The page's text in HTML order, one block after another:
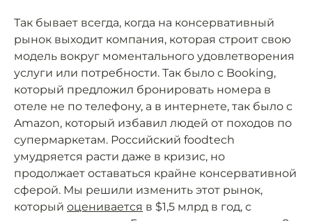
Так бывает всегда, когда на консервативный
рынок выходит компания, которая строит свою
модель вокруг моментального удовлетворения
услуги или потребности. Так было с Booking,
который предложил бронировать номера в
отеле не по телефону, а в интернете, так было с
Amazon, который избавил людей от походов по
супермаркетам. Российский foodtech
умудряется расти даже в кризис, но
продолжает оставаться крайне консервативной
сферой. Мы решили изменить этот рынок,
который оценивается в $1,5 млрд в год, с